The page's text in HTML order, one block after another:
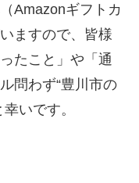
Amazonギフトカ
ますので、皆様
たこと」や「通
問わず“豊川市の
いです。